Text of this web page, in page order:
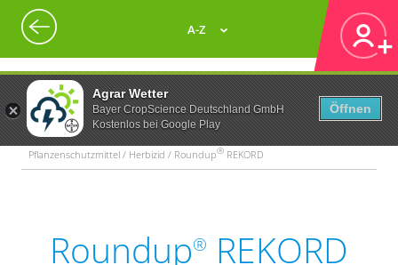
Agrar Wetter
Bayer CropScience Deutschland GmbH
Kostenlos bei Google Play
Öffnen
A-Z
Pflanzenschutzmittel / Herbizid / Roundup® REKORD
Roundup® REKORD